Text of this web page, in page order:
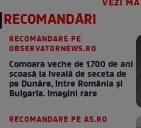
VEZI
RECOMANDĂRI
RECOMANDARE PE
OBSERVATORNEWS.RO
Comoara veche de 1.700 de ani
scoasă la iveală de seceta de
pe Dunăre, între România şi
Bulgaria. Imagini rare
RECOMANDARE PE AS.RO